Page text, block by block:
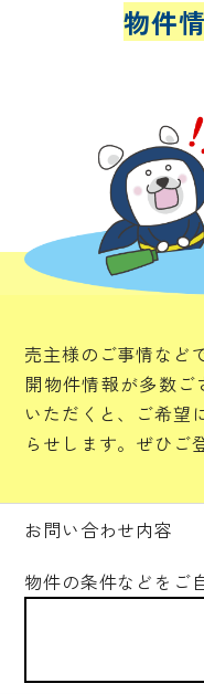
物件
売主様のご事情など
開物件情報が多数ご
いただくと、ご希望
らせします。ぜひご
お問い合わせ内容
物件の条件などをご